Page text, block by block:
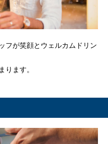
フが笑顔とウェルカムドリン
ります。